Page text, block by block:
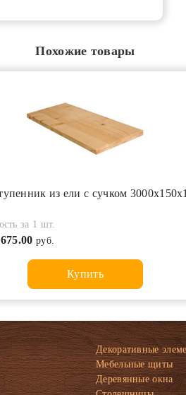
Похожие товары
из ели с сучком
за 1 шт.
675.00 руб.
Купить
Декоративные
Мебельные щиты
Деревянные окна